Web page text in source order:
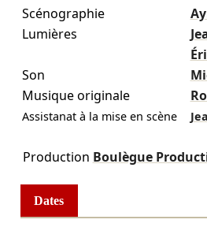
Scénographie
Lumières
Son
Musique originale
Assistanat à la mise en scène
Production Boulègue
Dates